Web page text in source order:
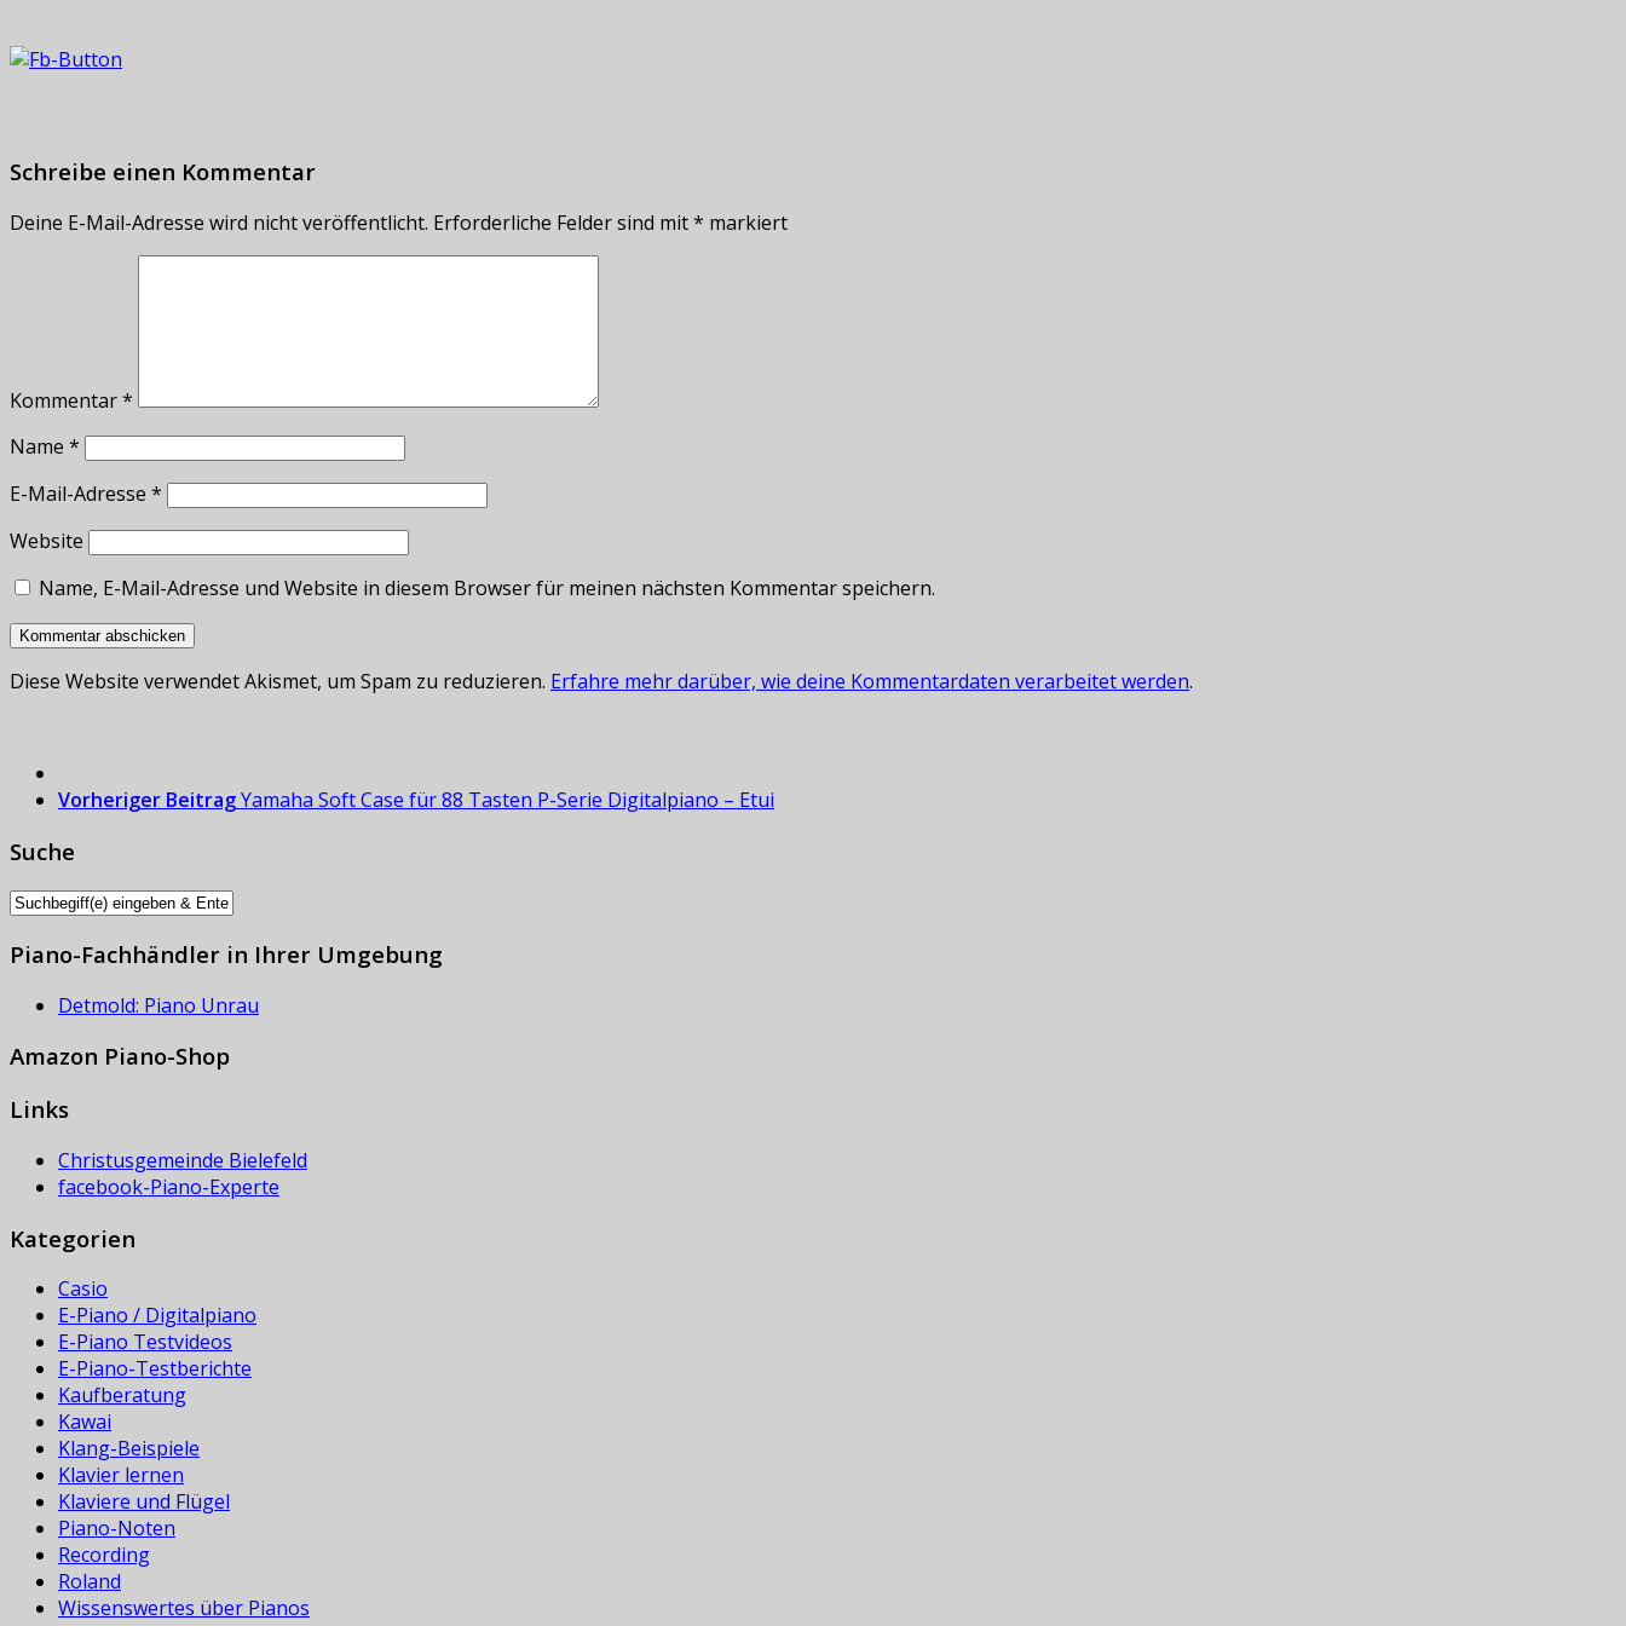
Schreibe einen Kommentar
Deine E-Mail-Adresse wird nicht veröffentlicht. Erforderliche Felder sind mit* markiert
Kommentar*
Name *
E-Mail-Adresse *
Website
Name, E-Mail-Adresse und Website in diesem Browser für meinen nächsten Kommentar speichern.
Diese Website verwendet Akismet, um Spam zu reduzieren. Erfahre mehr darüber, wie deine Kommentardaten verarbeitet werden.
Vorheriger BeitragYamaha Soft Case für 88 Tasten P-Serie Digitalpiano – Etui
Suche
Piano-Fachhändler in Ihrer Umgebung
Detmold: Piano Unrau
Amazon Piano-Shop
Links
Christusgemeinde Bielefeld
facebook-Piano-Experte
Kategorien
Casio
E-Piano / Digitalpiano
E-Piano Testvideos
E-Piano-Testberichte
Kaufberatung
Kawai
Klang-Beispiele
Klavier lernen
Klaviere und Flügel
Piano-Noten
Recording
Roland
Wissenswertes über Pianos